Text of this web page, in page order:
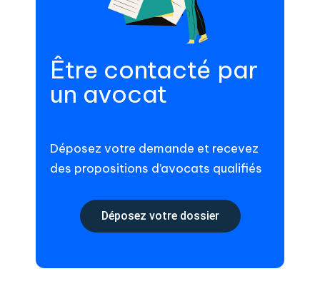
Être contacté par
un avocat
Déposez votre demande et recevez
des propositions d’avocats qualifiés
Déposez votre dossier